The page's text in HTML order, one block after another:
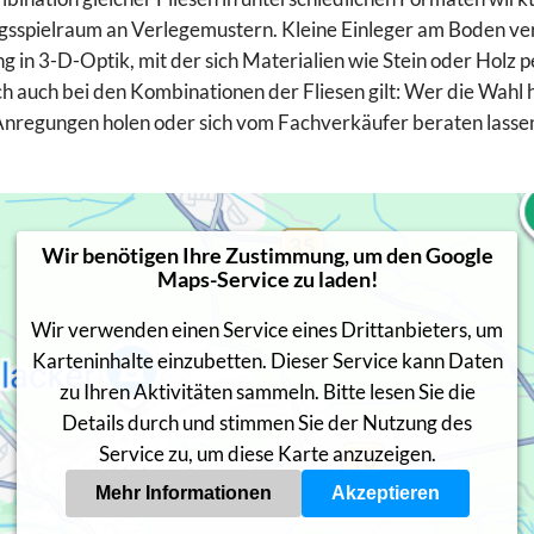
an Verlegemustern. Kleine Einleger am Boden
in 3-D-Optik, mit der sich Materialien wie Stein oder Holz
auch bei den Kombinationen der Fliesen gilt: Wer die Wahl
holen oder sich vom Fachverkäufer beraten
Wir benötigen Ihre Zustimmung, um den Google
Maps-Service zu laden!
Wir verwenden einen Service eines Drittanbieters, um
Karteninhalte einzubetten. Dieser Service kann Daten
zu Ihren Aktivitäten sammeln. Bitte lesen Sie die
Details durch und stimmen Sie der Nutzung des
Service zu, um diese Karte anzuzeigen.
Mehr Informationen Akzeptieren